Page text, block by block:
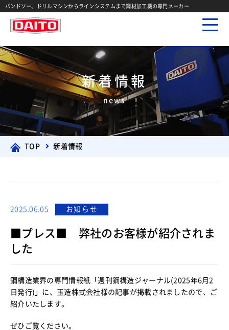
バンドソー、ドリルマシンからラインシステムまで鋼材加工機の専門メーカー
新着情報
news
TOP 新着情報
2025.06.05 お知らせ
■プレス■ 弊社のお客様が紹介されま
した
鋼構造業界の専門情報紙「週刊鋼構造ジャーナル(2025年6月2
日発行)」に、玉造株式会社様の記事が掲載されましたので、ご
紹介いたします。
ぜひご覧ください。